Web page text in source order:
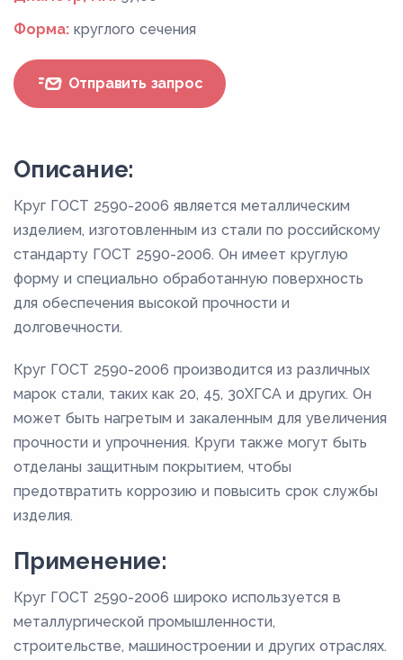
Форма: круглого сечения
Отправить запрос
Описание:
Круг ГОСТ 2590-2006 является металлическим
изделием, изготовленным из стали по российскому
стандарту ГОСТ 2590-2006. Он имеет круглую
форму и специально обработанную поверхность
для обеспечения высокой прочности и
долговечности.
Круг ГОСТ 2590-2006 производится из различных
марок стали, таких как 20, 45, 30ХГСА и других. Он
может быть нагретым и закаленным для увеличения
прочности и упрочнения. Круги также могут быть
отделаны защитным покрытием, чтобы
предотвратить коррозию и повысить срок службы
изделия.
Применение:
Круг ГОСТ 2590-2006 широко используется в
металлургической промышленности,
строительстве, машиностроении и других отраслях.